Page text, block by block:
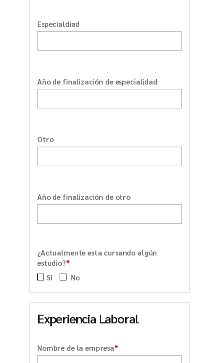
Especialdiad
Año de finalización de especialidad
Otro
Año de finalización de otro
¿Actualmente esta cursando algún
estudio?*
Sí No
Experiencia Laboral
Nombre de la empresa*